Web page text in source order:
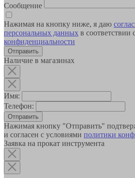
Сообщение
Нажимая на кнопку ниже, я даю
персональных данных в соответствии
конфиденциальности
Наличие в магазинах
Имя:
Телефон:
Отправить
Нажимая кнопку "Отправить"
и согласен с условиями политики
Заявка на прокат инструмента